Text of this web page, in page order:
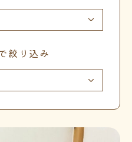
絞り込み